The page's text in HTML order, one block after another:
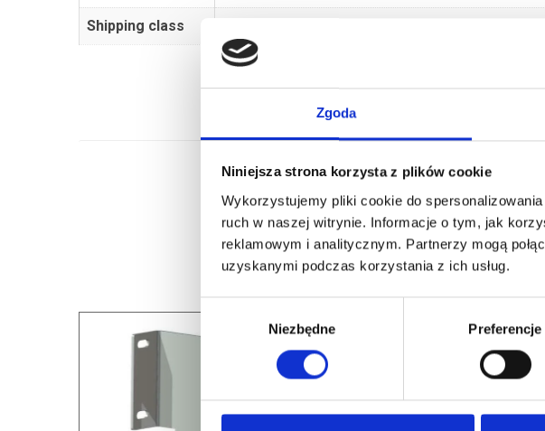
Zgoda
Niniejsza strona korzysta z plików cookie
Wykorzystujemy pliki cookie do
ruch w naszej witrynie. Informacje o tym, jak
reklamowym i analitycznym. Partnerzy mogą
uzyskanymi podczas korzystania z ich usług.
Niezbędne Preferencje
Shipping class